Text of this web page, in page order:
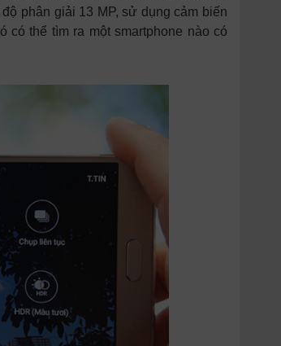
phân giải 13 MP, sử dụng cảm biến
có thể tìm ra một smartphone nào có